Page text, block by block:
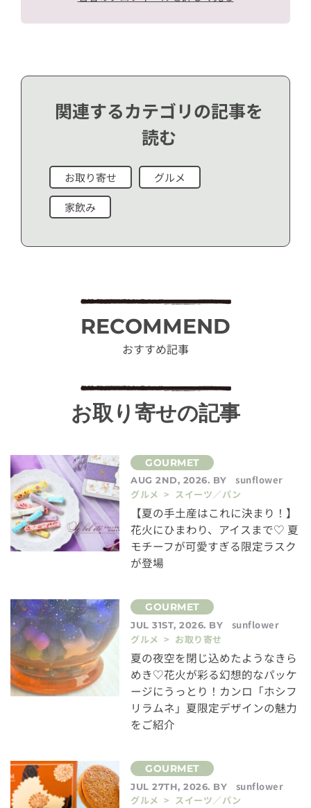
関連するカテゴリの記事を
読む
お取り寄せ グルメ
家飲み
RECOMMEND
おすすめ記事
お取り寄せの記事
AUG 2ND, 2026. BY
sunflower
グルメ > スイーツ／パン
【夏の手土産はこれに決まり！】
花火にひまわり、アイスまで♡ 夏
モチーフが可愛すぎる限定ラスク
が登場
JUL 31ST, 2026. BY
sunflower
グルメ > お取り寄せ
夏の夜空を閉じ込めたようなきら
めき♡花火が彩る幻想的なパッケ
ージにうっとり！カンロ「ホシフ
リラムネ」夏限定デザインの魅力
をご紹介
JUL 27TH, 2026. BY
sunflower
グルメ > スイーツ／パン